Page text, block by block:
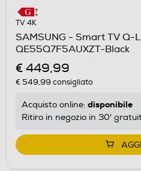
TV 4K
SAMSUNG - Smart TV Q-
QE55Q7F5AUXZT-Black
€ 449,99
€ 549,99 consigliato
Acquisto online: disponibile
Ritiro in negozio in 30'